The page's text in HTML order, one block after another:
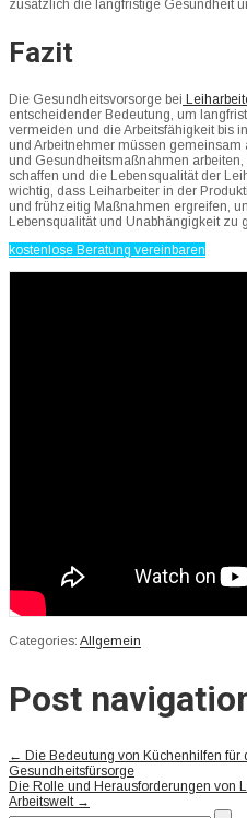
zusätzlich die langfristige Gesundheit
Fazit
Die Gesundheitsvorsorge bei
entscheidender Bedeutung, um
vermeiden und die Arbeitsfähigkeit bis
und Arbeitnehmer müssen
und Gesundheitsmaßnahmen
schaffen und die Lebensqualität der
wichtig, dass Leiharbeiter in der
und frühzeitig Maßnahmen ergreifen,
Lebensqualität und Unabhängigkeit zu
kostenlose Beratung vereinbaren
Categories: Allgemein
Post
← Die Bedeutung von Küchenhilfen für
Gesundheitsfürsorge
Die Rolle und Herausforderungen von
Arbeitswelt →